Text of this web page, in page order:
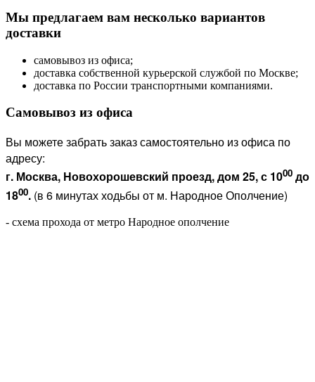
Мы предлагаем вам несколько вариантов
доставки
самовывоз из офиса;
доставка собственной курьерской службой по Москве;
доставка по России транспортными компаниями.
Самовывоз из офиса
Вы можете забрать заказ самостоятельно из офиса по
адресу:
г. Москва, Новохорошевский проезд, дом 25, с 1000 до
1800. (в 6 минутах ходьбы от м. Народное Ополчение)
- схема прохода от метро Народное ополчение